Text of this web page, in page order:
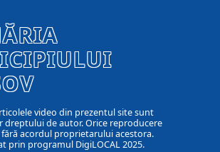
video din prezentul site sunt
dreptului de autor. Orice reproducere
acordul proprietarului acestora.
prin programul DigiLOCAL 2025.